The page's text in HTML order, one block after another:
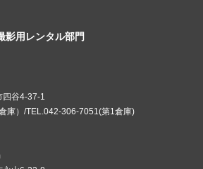
影用レンタル部門
谷4-37-1
庫）/TEL.042-306-7051(第1倉庫)